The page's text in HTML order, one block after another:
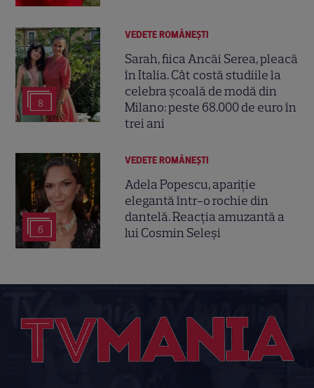
8
VEDETE ROMÂNEŞTI
Sarah, fiica Ancăi Serea, pleacă
în Italia. Cât costă studiile la
celebra școală de modă din
Milano: peste 68.000 de euro în
trei ani
6
VEDETE ROMÂNEŞTI
Adela Popescu, apariție
elegantă într-o rochie din
dantelă. Reacția amuzantă a
lui Cosmin Seleși